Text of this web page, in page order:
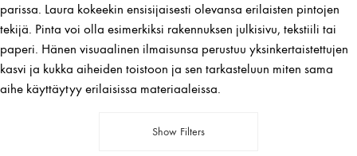
parissa. Laura kokeekin ensisijaisesti olevansa erilaisten pintojen
tekijä. Pinta voi olla esimerkiksi rakennuksen julkisivu, tekstiili tai
paperi. Hänen visuaalinen ilmaisunsa perustuu yksinkertaistettujen
kasvi ja kukka aiheiden toistoon ja sen tarkasteluun miten sama
aihe käyttäytyy erilaisissa materiaaleissa.
Show Filters